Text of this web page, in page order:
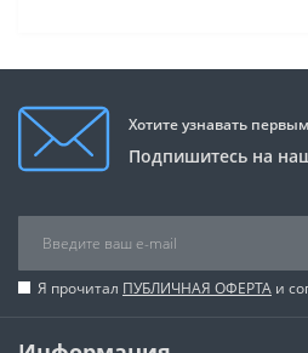
Хотите узнавать
Подпишитесь на
Я прочитал ПУБЛИЧНАЯ ОФЕРТА и